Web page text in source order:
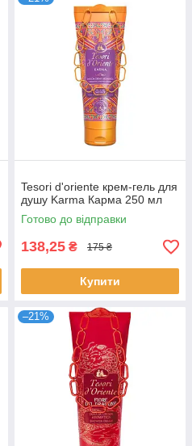
Tesori d'oriente крем-гель для
душу Karma Карма 250 мл
Готово до відправки
138,25 ₴ 175 ₴
Купити
–21%